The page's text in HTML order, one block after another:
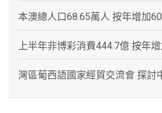
本澳總人口68.65萬人 按年增加
上半年非博彩消費444.7億 按年增
灣區葡西語國家經貿交流會 探討